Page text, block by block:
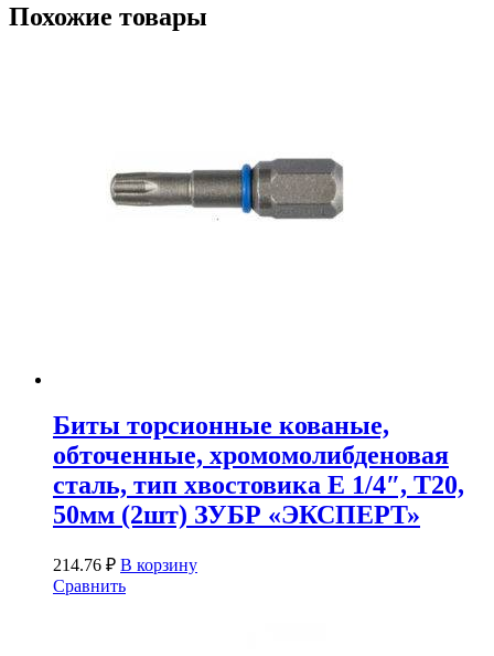
Похожие товары
Биты торсионные кованые,
обточенные, хромомолибденовая
сталь, тип хвостовика E 1/4″, T20,
50мм (2шт) ЗУБР «ЭКСПЕРТ»
214.76 ₽ В корзину
Сравнить